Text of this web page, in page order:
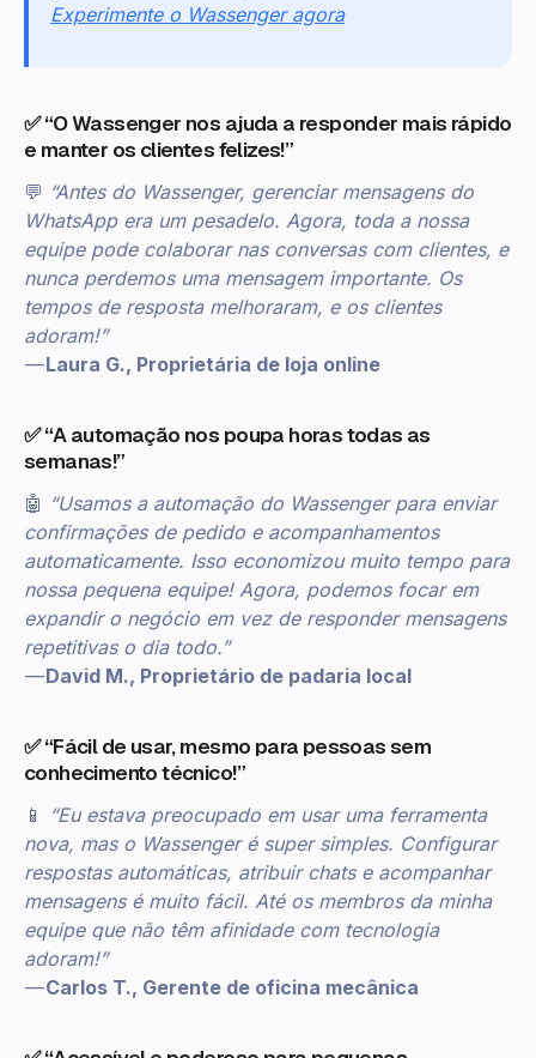
Experimente o Wassenger agora
✅ “O Wassenger nos ajuda a responder mais rápido
e manter os clientes felizes!”
💬 “Antes do Wassenger, gerenciar mensagens do
WhatsApp era um pesadelo. Agora, toda a nossa
equipe pode colaborar nas conversas com clientes, e
nunca perdemos uma mensagem importante. Os
tempos de resposta melhoraram, e os clientes
adoram!”
—Laura G., Proprietária de loja online
✅ “A automação nos poupa horas todas as
semanas!”
🤖 “Usamos a automação do Wassenger para enviar
confirmações de pedido e acompanhamentos
automaticamente. Isso economizou muito tempo para
nossa pequena equipe! Agora, podemos focar em
expandir o negócio em vez de responder mensagens
repetitivas o dia todo.”
—David M., Proprietário de padaria local
✅ “Fácil de usar, mesmo para pessoas sem
conhecimento técnico!”
📱
“Eu estava preocupado em usar uma ferramenta
nova, mas o Wassenger é super simples. Configurar
respostas automáticas, atribuir chats e acompanhar
mensagens é muito fácil. Até os membros da minha
equipe que não têm afinidade com tecnologia
adoram!”
—Carlos T., Gerente de oficina mecânica